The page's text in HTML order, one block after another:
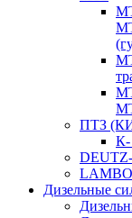
ПТЗ
К-
Дизельные